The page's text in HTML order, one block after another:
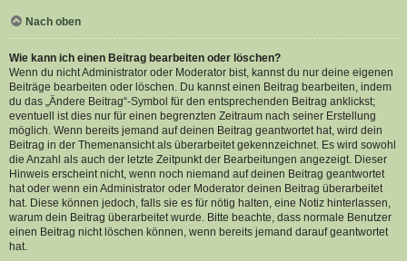
Nach oben
Wie kann ich einen Beitrag bearbeiten oder löschen?
Wenn du nicht Administrator oder Moderator bist, kannst du nur deine eigenen
Beiträge bearbeiten oder löschen. Du kannst einen Beitrag bearbeiten, indem
du das „Ändere Beitrag“-Symbol für den entsprechenden Beitrag anklickst;
eventuell ist dies nur für einen begrenzten Zeitraum nach seiner Erstellung
möglich. Wenn bereits jemand auf deinen Beitrag geantwortet hat, wird dein
Beitrag in der Themenansicht als überarbeitet gekennzeichnet. Es wird sowohl
die Anzahl als auch der letzte Zeitpunkt der Bearbeitungen angezeigt. Dieser
Hinweis erscheint nicht, wenn noch niemand auf deinen Beitrag geantwortet
hat oder wenn ein Administrator oder Moderator deinen Beitrag überarbeitet
hat. Diese können jedoch, falls sie es für nötig halten, eine Notiz hinterlassen,
warum dein Beitrag überarbeitet wurde. Bitte beachte, dass normale Benutzer
einen Beitrag nicht löschen können, wenn bereits jemand darauf geantwortet
hat.